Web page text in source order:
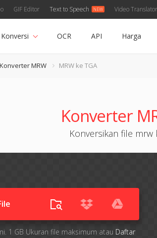
GIF Editor Text to Speech Video Translator
Konversi OCR API Harga
Konverter MRW MRW ke TGA
Konverter
Konversikan file mrw
1 GB Ukuran file maksimum atau Daftar